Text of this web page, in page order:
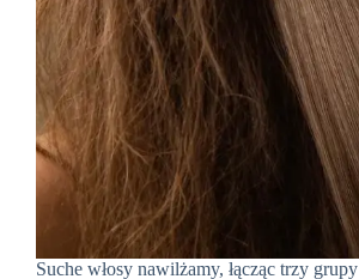
Suche włosy nawilżamy, łącząc trzy grupy